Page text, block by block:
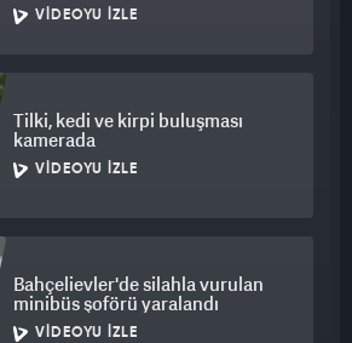
VIDEOYU İZLE
Tilki, kedi ve kirpi buluşması
kamerada
VIDEOYU İZLE
Bahçelievler'de silahla vurulan
minibüs şoförü yaralandı
VIDEOYU İZLE